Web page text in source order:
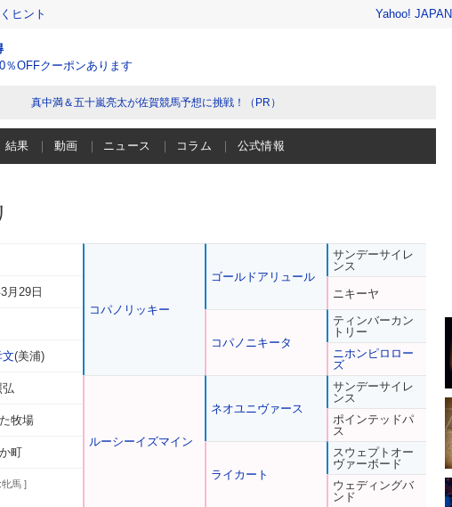
ヒント Yahoo! JAPAN
％OFFクーポンあります
真中満＆五十嵐亮太が佐賀競馬予想に挑戦！（PR）
結果 動画 ニュース コラム 公式情報
月29日
(美浦)
弘
牧場
町
:牝馬 ]
コパノリッキー
ルーシーイズマイン
ゴールドアリュール
コパノニキータ
ネオユニヴァース
ライカート
サンデーサイレ
ンス
ニキーヤ
ティンバーカン
トリー
ニホンピロロー
ズ
サンデーサイレ
ンス
ポインテッドパ
ス
スウェプトオー
ヴァーボード
ウェディングバ
ンド